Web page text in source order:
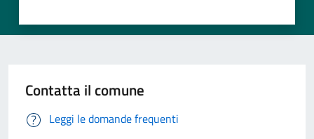
Contatta il comune
Leggi le domande frequenti